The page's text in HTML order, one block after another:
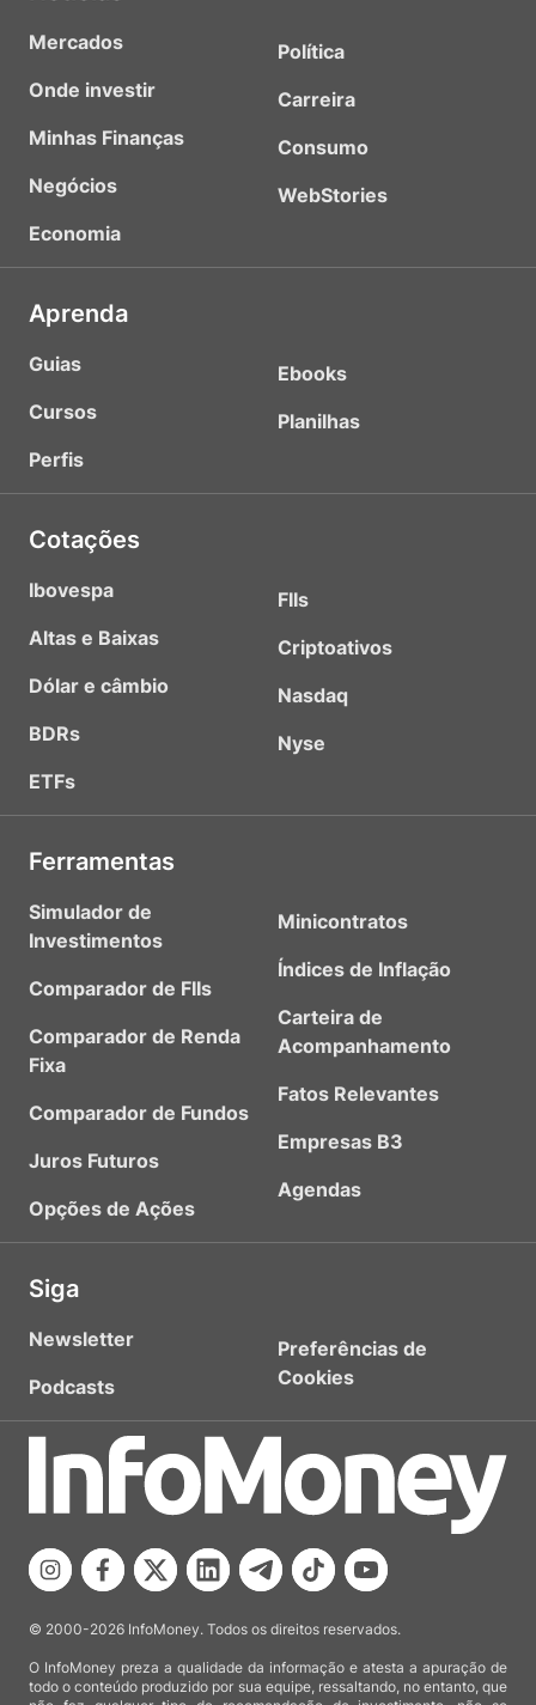
Mercados
Onde investir
Minhas Finanças
Negócios
Economia
Política
Carreira
Consumo
WebStories
Aprenda
Guias
Cursos
Perfis
Ebooks
Planilhas
Cotações
Ibovespa
Altas e Baixas
Dólar e câmbio
BDRs
ETFs
FIIs
Criptoativos
Nasdaq
Nyse
Ferramentas
Simulador de
Investimentos
Comparador de FIIs
Comparador de Renda
Fixa
Comparador de Fundos
Juros Futuros
Opções de Ações
Minicontratos
Índices de Inflação
Carteira de
Acompanhamento
Fatos Relevantes
Empresas B3
Agendas
Siga
Newsletter
Podcasts
Preferências de
Cookies
© 2000-2026 InfoMoney. Todos os direitos reservados.
O InfoMoney preza a qualidade da informação e atesta a apuração de
todo o conteúdo produzido por sua equipe, ressaltando, no entanto, que